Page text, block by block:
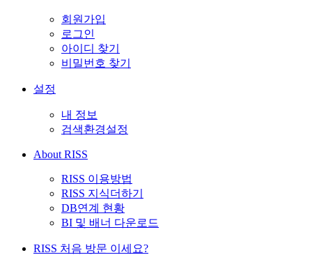
회원가입
로그인
아이디 찾기
비밀번호 찾기
설정
내 정보
검색환경설정
About RISS
RISS 이용방법
RISS 지식더하기
DB연계 현황
BI 및 배너 다운로드
RISS 처음 방문 이세요?